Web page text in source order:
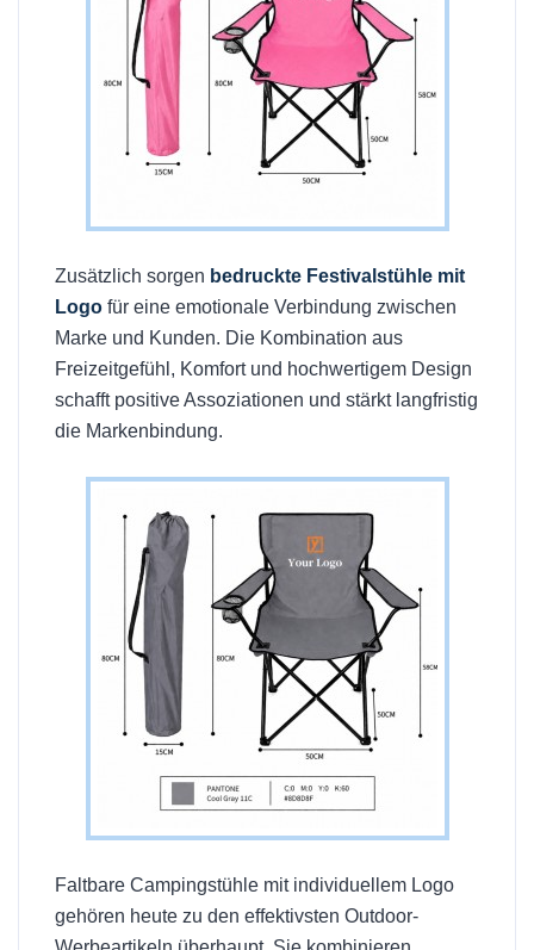
Zusätzlich sorgen bedruckte Festivalstühle mit
Logo für eine emotionale Verbindung zwischen
Marke und Kunden. Die Kombination aus
Freizeitgefühl, Komfort und hochwertigem Design
schafft positive Assoziationen und stärkt langfristig
die Markenbindung.
Faltbare Campingstühle mit individuellem Logo
gehören heute zu den effektivsten Outdoor-